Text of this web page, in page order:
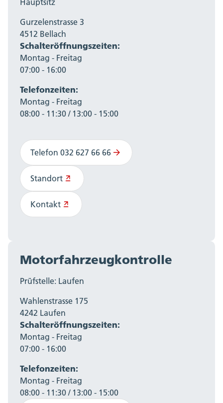
Gurzelenstrasse 3
4512 Bellach
Schalteröffnungszeiten:
Montag - Freitag
07:00 - 16:00
Telefonzeiten:
Montag - Freitag
08:00 - 11:30 / 13:00 - 15:00
Telefon 032 627 66 66
Standort
Kontakt
Motorfahrzeugkontrolle
Prüfstelle: Laufen
Wahlenstrasse 175
4242 Laufen
Schalteröffnungszeiten:
Montag - Freitag
07:00 - 16:00
Telefonzeiten:
Montag - Freitag
08:00 - 11:30 / 13:00 - 15:00